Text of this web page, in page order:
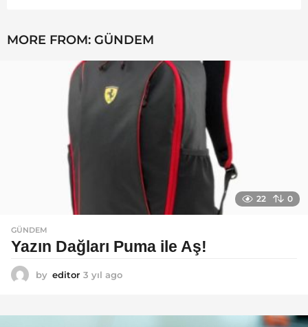
MORE FROM: GÜNDEM
22 0
GÜNDEM
Yazın Dağları Puma ile Aş!
by editor 3 yıl ago
l